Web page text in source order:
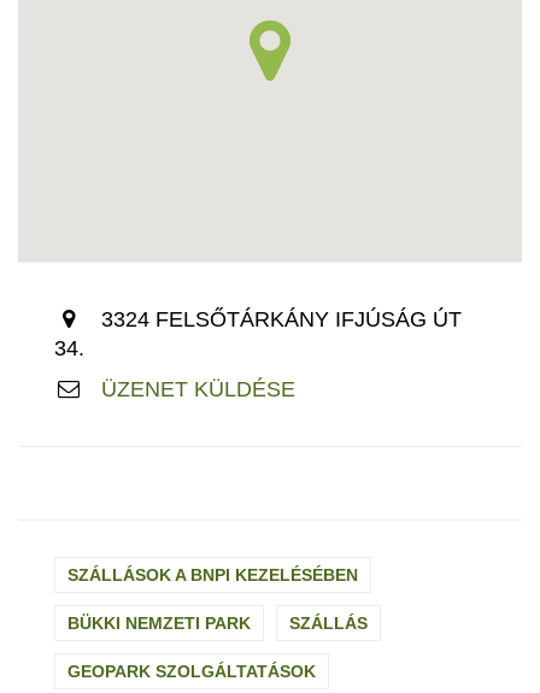
3324 FELSŐTÁRKÁNY IFJÚSÁG ÚT
34.
ÜZENET KÜLDÉSE
SZÁLLÁSOK A BNPI KEZELÉSÉBEN
BÜKKI NEMZETI PARK SZÁLLÁS
GEOPARK SZOLGÁLTATÁSOK